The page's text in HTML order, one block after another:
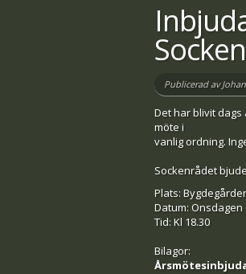
Publicerad avJohan
Det har blivit
möte i
vanlig ordning.
Sockenrådet
Plats:
Datum: Onsdagen
Tid: Kl 18.30
Bilagor: